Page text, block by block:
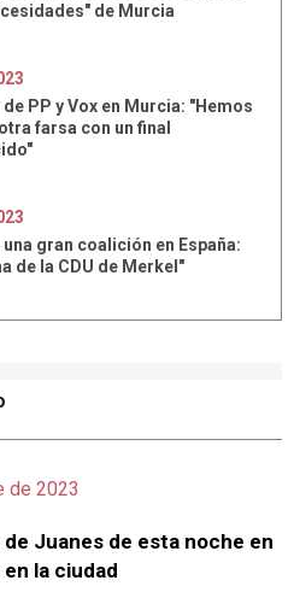
de 2023
Juanes de esta noche en
la ciudad
de Murcia
de PP y Vox en Murcia: "Hemos
farsa con un final
gran coalición en España:
de la CDU de Merkel"